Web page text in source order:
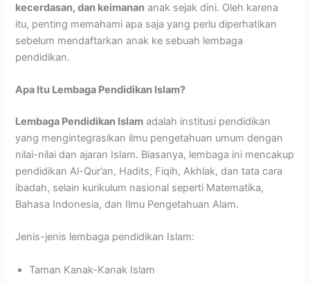
kecerdasan, dan keimanan anak sejak dini. Oleh karena
itu, penting memahami apa saja yang perlu diperhatikan
sebelum mendaftarkan anak ke sebuah lembaga
pendidikan.
Apa Itu Lembaga Pendidikan Islam?
Lembaga Pendidikan Islam adalah institusi pendidikan
yang mengintegrasikan ilmu pengetahuan umum dengan
nilai-nilai dan ajaran Islam. Biasanya, lembaga ini mencakup
pendidikan Al-Qur’an, Hadits, Fiqih, Akhlak, dan tata cara
ibadah, selain kurikulum nasional seperti Matematika,
Bahasa Indonesia, dan Ilmu Pengetahuan Alam.
Jenis-jenis lembaga pendidikan Islam:
Taman Kanak-Kanak Islam